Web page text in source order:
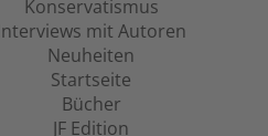
Konservatismus
mit Autoren
Neuheiten
Startseite
Bücher
JF Edition